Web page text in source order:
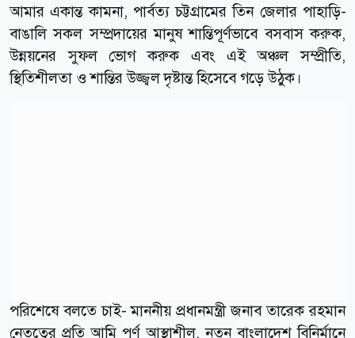
আমার একান্ত কামনা, পার্বত্য চট্টগ্রামের তিন জেলার পাহাড়ি-
বাঙালি সকল সম্প্রদায়ের মানুষ শান্তিপূর্ণভাবে বসবাস করুক,
উন্নয়নের সুফল ভোগ করুক এবং এই অঞ্চল সম্প্রীতি,
স্থিতিশীলতা ও শান্তির উজ্জ্বল দৃষ্টান্ত হিসেবে গড়ে উঠুক।
পরিশেষে বলতে চাই- মাননীয় প্রধানমন্ত্রী জনাব তারেক রহমান
নেতৃত্বের প্রতি আমি পূর্ণ আস্থাশীল, নতুন বাংলাদেশ বিনির্মানে